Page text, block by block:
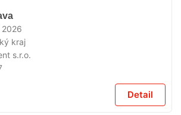
2026
kraj
s.r.o.
Detail